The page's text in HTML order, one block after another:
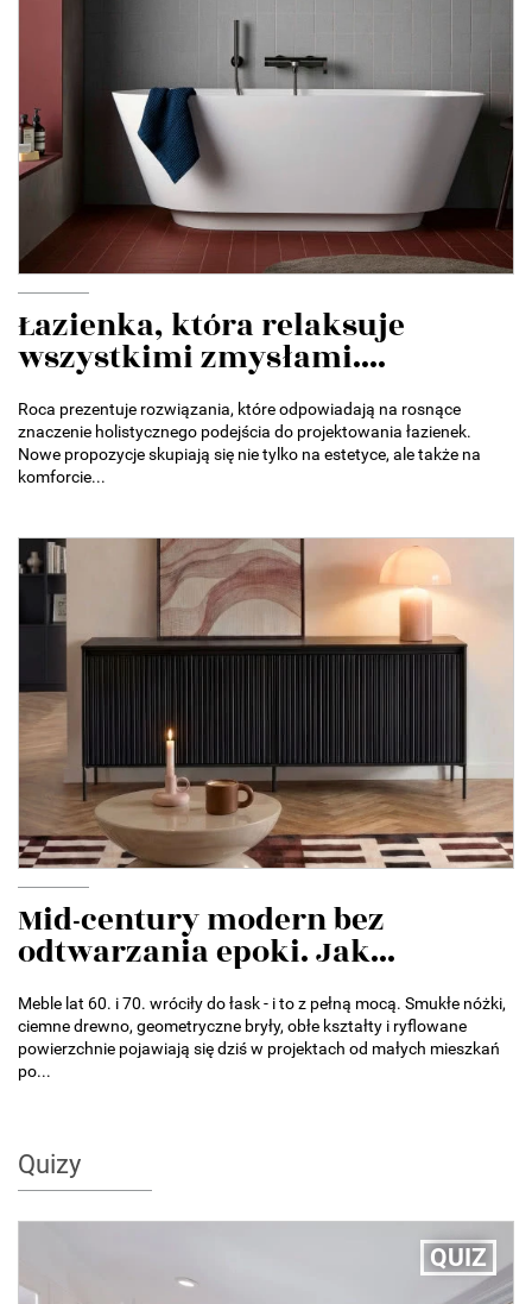
Łazienka, która relaksuje
wszystkimi zmysłami....
Roca prezentuje rozwiązania, które odpowiadają na rosnące
znaczenie holistycznego podejścia do projektowania łazienek.
Nowe propozycje skupiają się nie tylko na estetyce, ale także na
komforcie...
Mid-century modern bez
odtwarzania epoki. Jak...
Meble lat 60. i 70. wróciły do łask - i to z pełną mocą. Smukłe nóżki,
ciemne drewno, geometryczne bryły, obłe kształty i ryflowane
powierzchnie pojawiają się dziś w projektach od małych mieszkań
po...
Quizy
QUIZ